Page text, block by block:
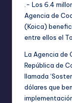
.- Los 6.4
Agencia de
(Koica)
entre ellos el
La Agencia de
República de
llamada
dólares que